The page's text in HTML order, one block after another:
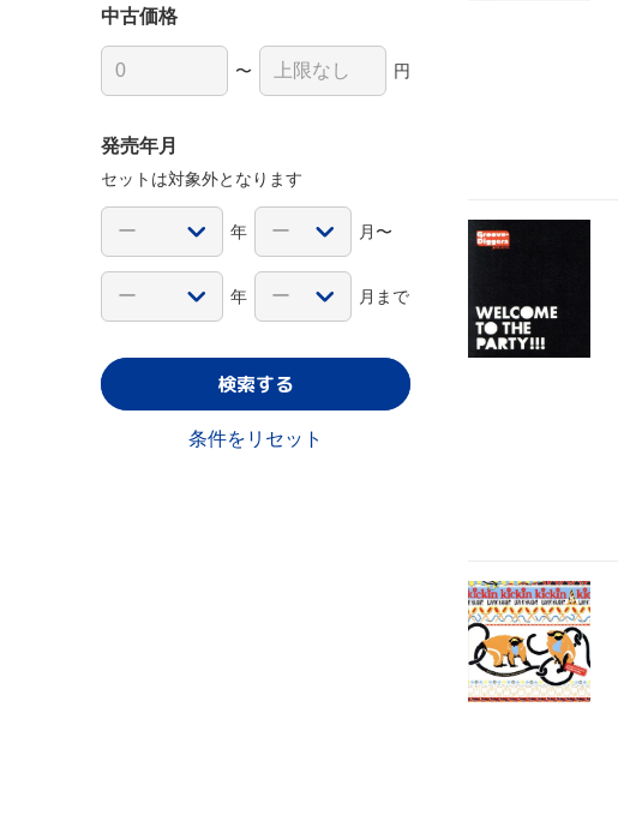
中古価格
〜 円
発売年月
セットは対象外となります
年 月〜
年 月まで
検索する
条件をリセット